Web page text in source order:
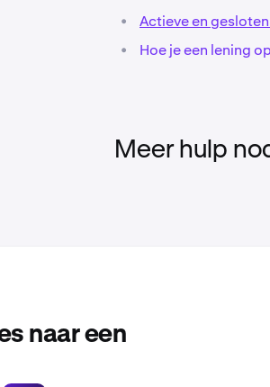
• Actieve en
• Hoe je een lening
Meer hulp
naar een